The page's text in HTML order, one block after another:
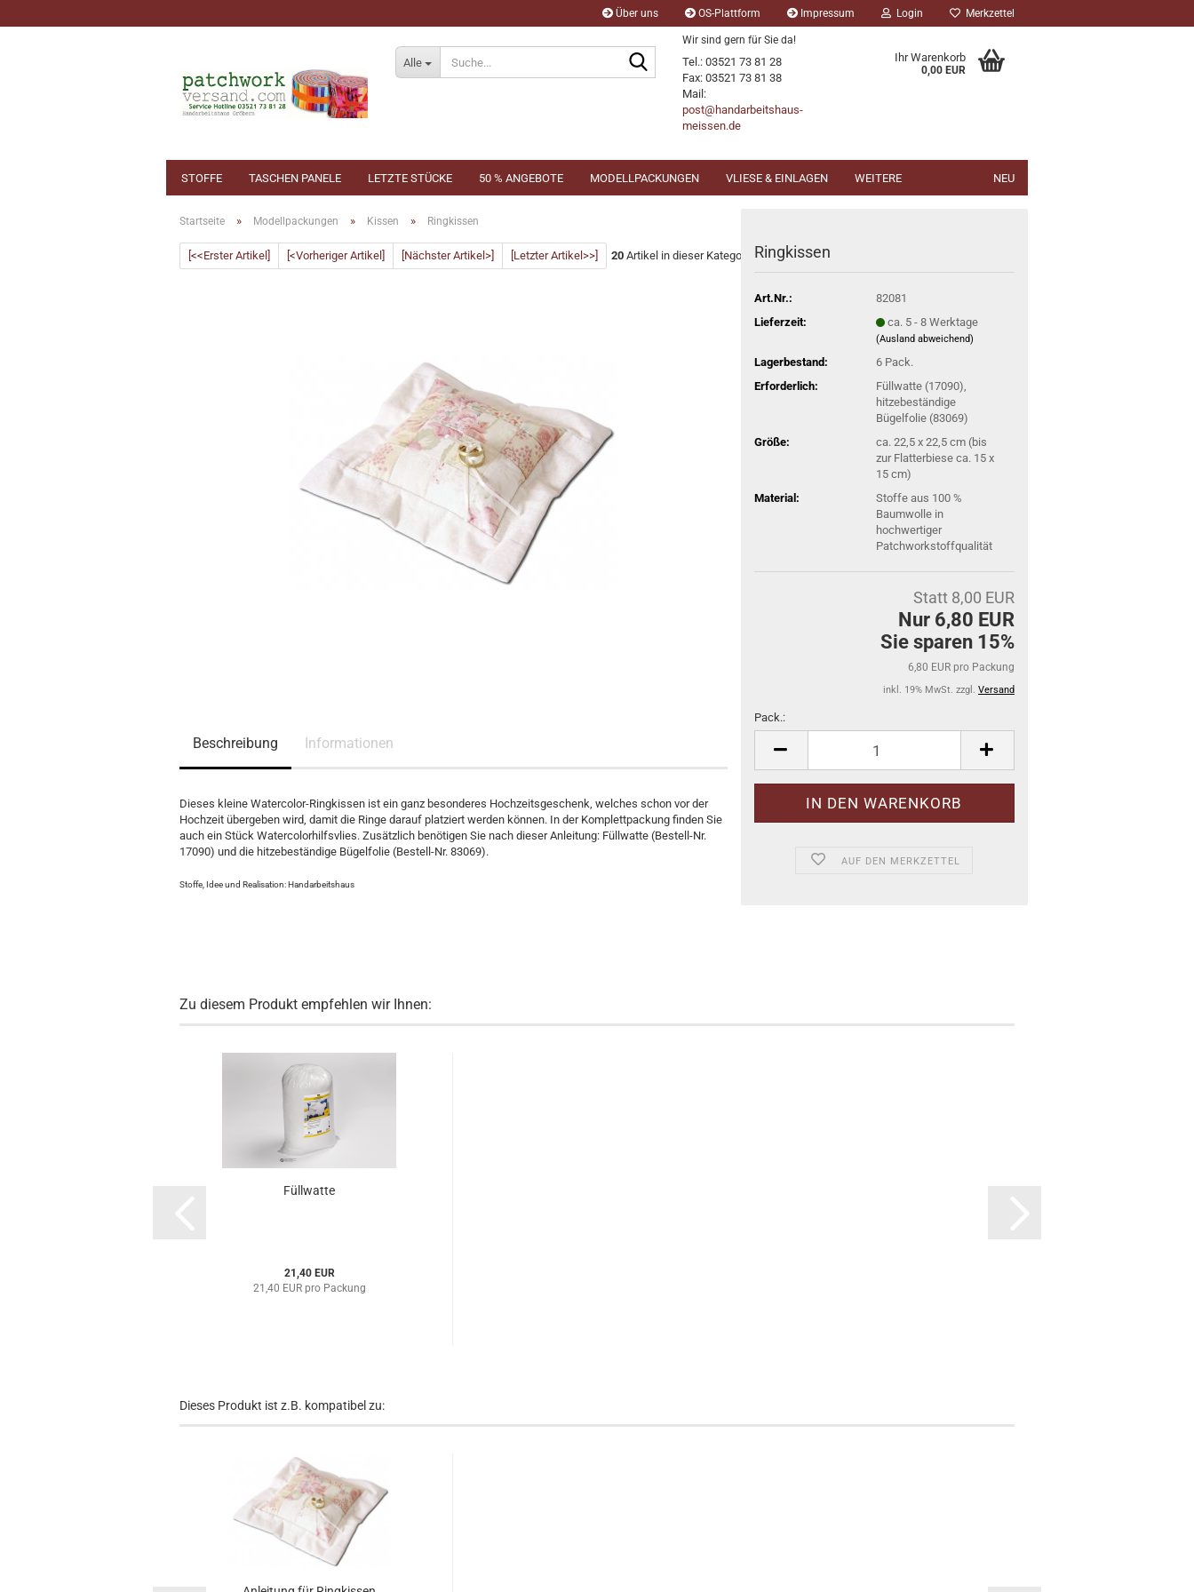
Über uns OS-Plattform Impressum Login Merkzettel
Alle
Wir sind gern für Sie da!
Tel.: 03521 73 81 28
Fax: 03521 73 81 38
Mail:
post@handarbeitshaus-
meissen.de
Ihr Warenkorb
0,00 EUR
STOFFE TASCHEN PANELE LETZTE STÜCKE 50 % ANGEBOTE MODELLPACKUNGEN VLIESE & EINLAGEN NEU
WEITERE
Startseite » Modellpackungen » Kissen » Ringkissen
[<<Erster Artikel] [<Vorheriger Artikel] [Nächster Artikel>] [Letzter Artikel>>] 20 Artikel in dieser Kategorie Ringkissen
Art.Nr.:
82081
Lieferzeit:
ca. 5 - 8 Werktage
(Ausland abweichend)
Lagerbestand: 6 Pack.
Erforderlich:
Füllwatte (17090),
hitzebeständige
Bügelfolie (83069)
Größe:
ca. 22,5 x 22,5 cm (bis
zur Flatterbiese ca. 15 x
15 cm)
Material:
Stoffe aus 100 %
Baumwolle in
hochwertiger
Patchworkstoffqualität
Statt 8,00 EUR
Nur 6,80 EUR
Sie sparen 15%
6,80 EUR pro Packung
inkl. 19% MwSt. zzgl. Versand
Pack.:
Pack.
AUF DEN MERKZETTEL
Beschreibung Informationen
Dieses kleine Watercolor-Ringkissen ist ein ganz besonderes Hochzeitsgeschenk, welches schon vor der
Hochzeit übergeben wird, damit die Ringe darauf platziert werden können. In der Komplettpackung finden Sie
auch ein Stück Watercolorhilfsvlies. Zusätzlich benötigen Sie nach dieser Anleitung: Füllwatte (Bestell-Nr.
17090) und die hitzebeständige Bügelfolie (Bestell-Nr. 83069).
Stoffe, Idee und Realisation: Handarbeitshaus
Zu diesem Produkt empfehlen wir Ihnen:
Füllwatte
21,40 EUR
21,40 EUR pro Packung
Dieses Produkt ist z.B. kompatibel zu: